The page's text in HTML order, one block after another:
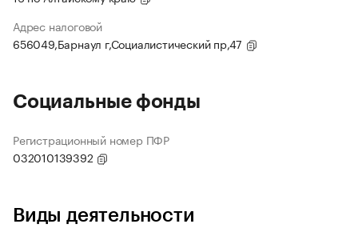
Адрес налоговой
656049,Барнаул г,Социалистический пр,47
Социальные фонды
Регистрационный номер ПФР
032010139392
Виды деятельности